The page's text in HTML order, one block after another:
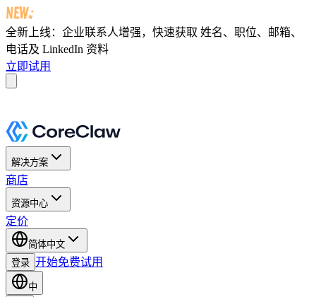
全新上线：企业联系人增强，快速获取 姓名、职位、邮箱、
电话及 LinkedIn 资料
立即试用
解决方案
商店
资源中心
定价
简体中文
登录 开始免费试用
中